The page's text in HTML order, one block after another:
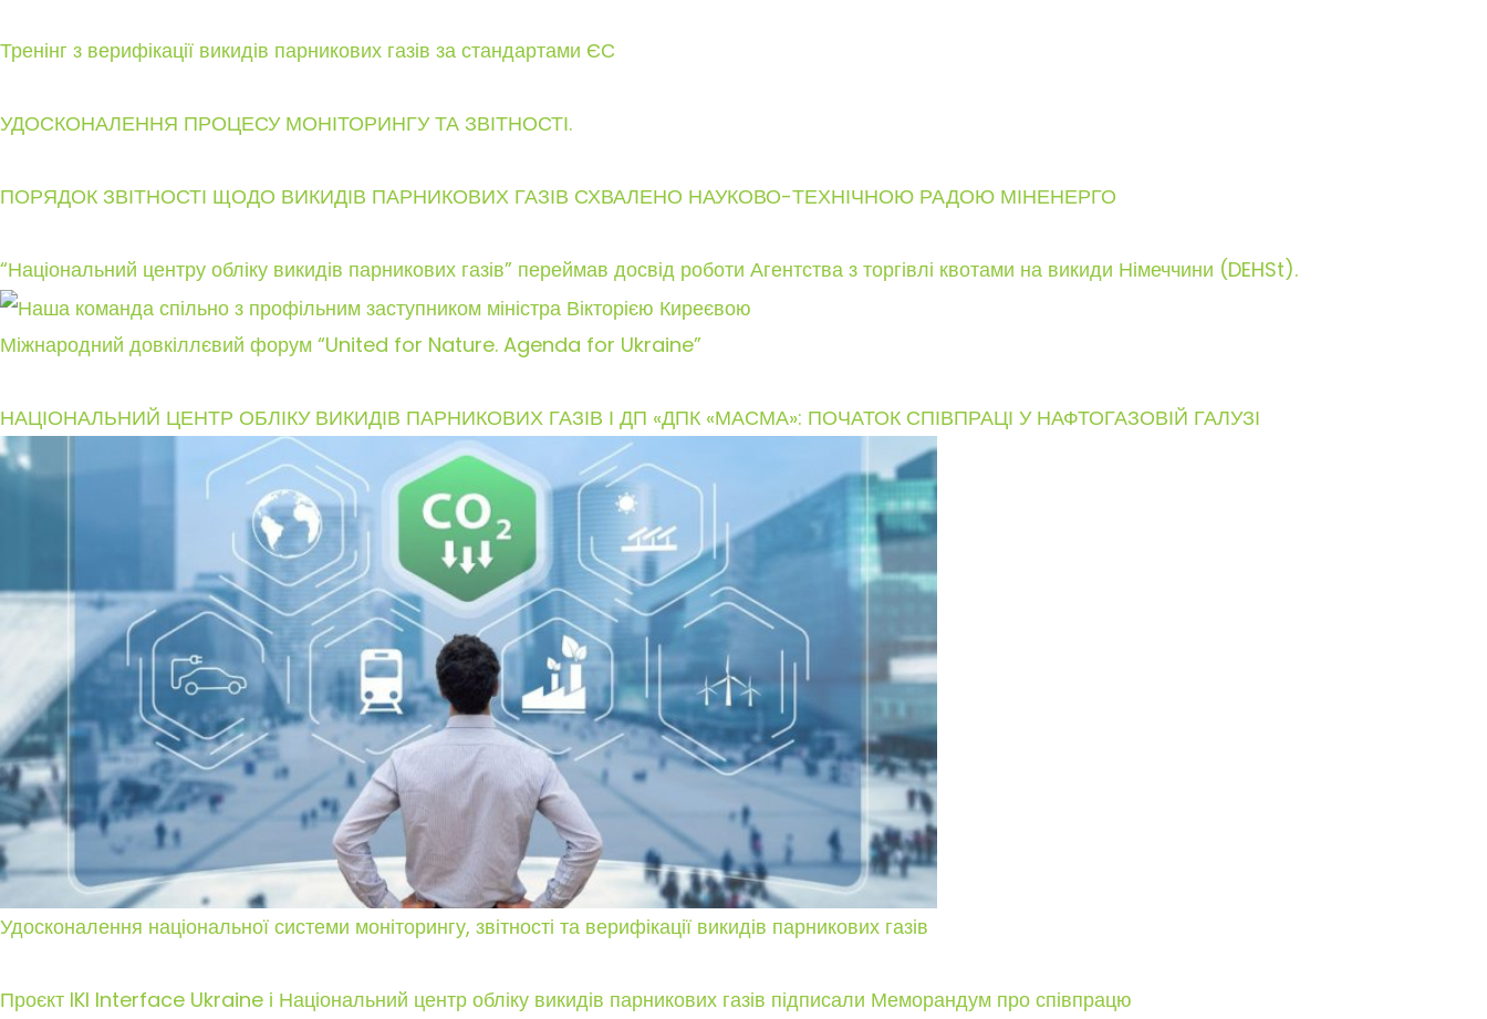
Тренінг з верифікації викидів парникових газів за стандартами ЄС
УДОСКОНАЛЕННЯ ПРОЦЕСУ МОНІТОРИНГУ ТА ЗВІТНОСТІ.
ПОРЯДОК ЗВІТНОСТІ ЩОДО ВИКИДІВ ПАРНИКОВИХ ГАЗІВ СХВАЛЕНО НАУКОВО-ТЕХНІЧНОЮ РАДОЮ МІНЕНЕРГО
“Національний центру обліку викидів парникових газів” переймав досвід роботи Агентства з торгівлі квотами на викиди Німеччини (DEHSt).
Міжнародний довкіллєвий форум “United for Nature. Agenda for Ukraine”
НАЦІОНАЛЬНИЙ ЦЕНТР ОБЛІКУ ВИКИДІВ ПАРНИКОВИХ ГАЗІВ І ДП «ДПК «МАСМА»: ПОЧАТОК СПІВПРАЦІ У НАФТОГАЗОВІЙ ГАЛУЗІ
Удосконалення національної системи моніторингу, звітності та верифікації викидів парникових газів
Проєкт IKI Interface Ukraine і Національний центр обліку викидів парникових газів підписали Меморандум про співпрацю